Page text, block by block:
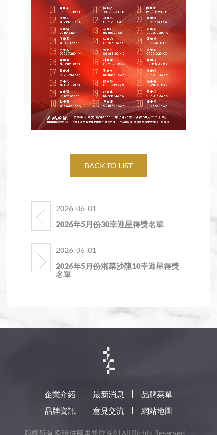
BACK TO LIST
2026-06-01
2026年5月份30幸運星得獎名單
2026-06-01
2026年5月份湘菜沙龍10幸運星得獎
名單
企業介紹 最新消息
品牌菜單
品牌資訊
意見交流 網站地圖
版權所有 © 碳佐麻里餐飲系列 All Rights Reserved.